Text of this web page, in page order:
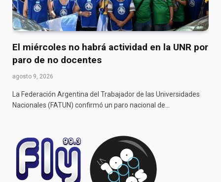
El miércoles no habrá actividad en la UNR por
paro de no docentes
agosto 9, 2026
La Federación Argentina del Trabajador de las Universidades
Nacionales (FATUN) confirmó un paro nacional de…